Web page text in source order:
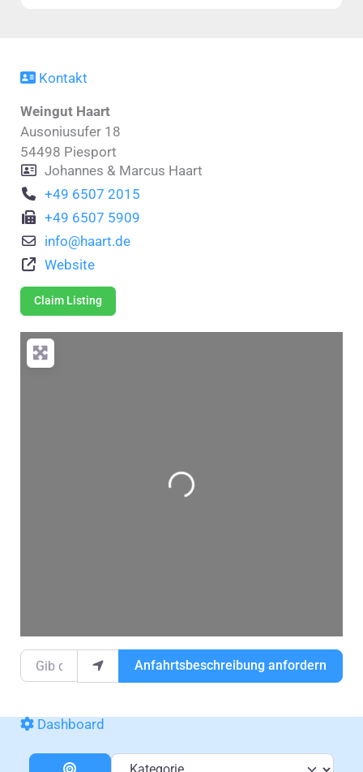
Kontakt
Weingut Haart
Ausoniusufer 18
54498 Piesport
Johannes & Marcus Haart
+49 6507 2015
+49 6507 5909
info@haart.de
Website
Claim Listing
Wird geladen …
Gib deinen Standort ein.
Anfahrtsbeschreibung anfordern
Dashboard
Entfernung
Kategorie